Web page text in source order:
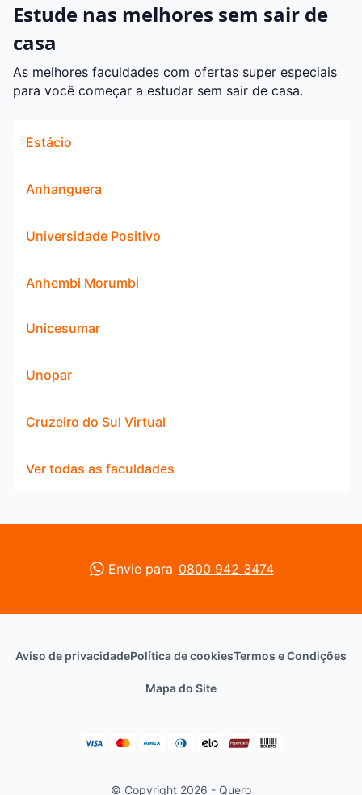
Estude nas melhores sem sair de
casa
As melhores faculdades com ofertas super especiais
para você começar a estudar sem sair de casa.
Estácio
Anhanguera
Universidade Positivo
Anhembi Morumbi
Unicesumar
Unopar
Cruzeiro do Sul Virtual
Ver todas as faculdades
Envie para 0800 942 3474
Aviso de privacidadePolítica de cookiesTermos e Condições
Mapa do Site
© Copyright 2026 - Quero